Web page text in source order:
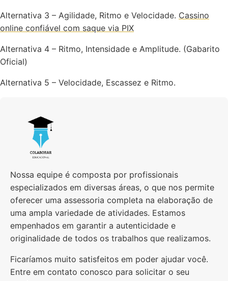
Alternativa 3 – Agilidade, Ritmo e Velocidade. Cassino
online confiável com saque via PIX
Alternativa 4 – Ritmo, Intensidade e Amplitude. (Gabarito
Oficial)
Alternativa 5 – Velocidade, Escassez e Ritmo.
Nossa equipe é composta por profissionais
especializados em diversas áreas, o que nos permite
oferecer uma assessoria completa na elaboração de
uma ampla variedade de atividades. Estamos
empenhados em garantir a autenticidade e
originalidade de todos os trabalhos que realizamos.
Ficaríamos muito satisfeitos em poder ajudar você.
Entre em contato conosco para solicitar o seu